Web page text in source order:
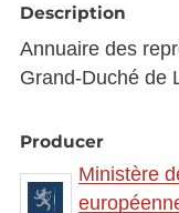
Description
Annuaire des
Grand-Duché de
Producer
Ministère